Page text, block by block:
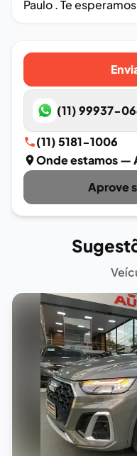
Paulo . Te
(11) 99937-
(11) 5181-1006
Onde estamos—
Aprove